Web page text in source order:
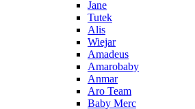
Jane
Tutek
Alis
Wiejar
Amadeus
Amarobaby
Anmar
Aro Team
Baby Merc